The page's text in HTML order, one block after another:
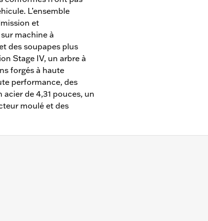
L’ensemble
et
machine à
des soupapes plus
Stage IV, un arbre à
forgés à haute
performance, des
de 4,31 pouces, un
moulé et des
modèles FLHXSE, FLTRXSE de 2023 et après, FLHX,